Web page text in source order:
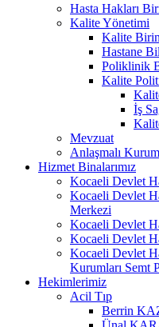
Hasta Hakları
Kalite Yönetimi
Kalite
Hastane
Poliklinik
Kalite
İş
Mevzuat
Anlaşmalı
Hizmet Binalarımız
Kocaeli Devlet
Kocaeli Devlet
Merkezi
Kocaeli Devlet
Kocaeli Devlet
Kocaeli Devlet
Kurumları Semt
Hekimlerimiz
Acil Tıp
Berrin